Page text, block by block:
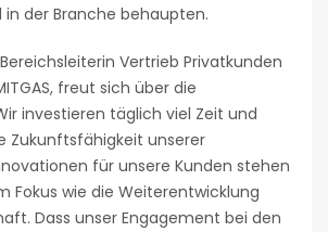
der Branche behaupten.
Vertrieb Privatkunden
freut sich über die
investieren täglich viel Zeit und
Zukunftsfähigkeit unserer
für unsere Kunden stehen
Fokus wie die Weiterentwicklung
Dass unser Engagement bei den